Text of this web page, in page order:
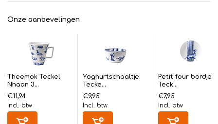
Onze aanbevelingen
Theemok Teckel
Nhaan 3...
€11,94
Incl. btw
Yoghurtschaaltje
Tecke...
€9,95
Incl. btw
Petit four bordje
Teck...
€7,95
Incl. btw